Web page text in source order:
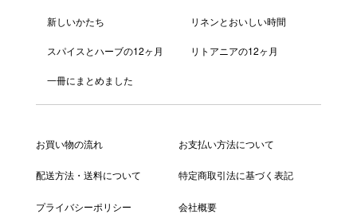
新しいかたち リネンとおいしい時間
スパイスとハーブの12ヶ月 リトアニアの12ヶ月
一冊にまとめました
お買い物の流れ お支払い方法について
配送方法・送料について 特定商取引法に基づく表記
プライバシーポリシー 会社概要